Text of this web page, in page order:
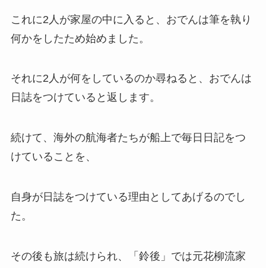
これに2人が家屋の中に入ると、おでんは筆を執り
何かをしたため始めました。
それに2人が何をしているのか尋ねると、おでんは
日誌をつけていると返します。
続けて、海外の航海者たちが船上で毎日日記をつ
けていることを、
自身が日誌をつけている理由としてあげるのでし
た。
その後も旅は続けられ、「鈴後」では元花柳流家